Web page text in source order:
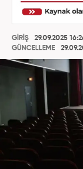
GİRİŞ
29.09.2025
GÜNCELLEME